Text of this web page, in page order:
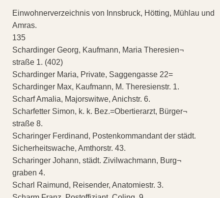
Einwohnerverzeichnis von Innsbruck, Hötting, Mühlau und
Amras.
135
Schardinger Georg, Kaufmann, Maria Theresien¬
straße 1. (402)
Schardinger Maria, Private, Saggengasse 22=
Schardinger Max, Kaufmann, M. Theresienstr. 1.
Scharf Amalia, Majorswitwe, Anichstr. 6.
Scharfetter Simon, k. k. Bez.=Obertierarzt, Bürger¬
straße 8.
Scharinger Ferdinand, Postenkommandant der städt.
Sicherheitswache, Amthorstr. 43.
Scharinger Johann, städt. Zivilwachmann, Burg¬
graben 4.
Scharl Raimund, Reisender, Anatomiestr. 3.